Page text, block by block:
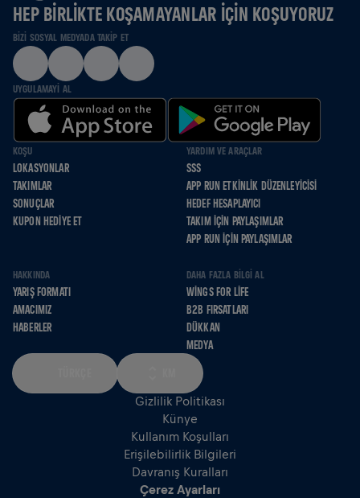
HEP BIRLIKTE KOŞAMAYANLAR IÇIN KOŞUYORUZ
BIZI SOSYAL MEDYADA TAKIP ET
UYGULAMAYI AL
KOŞU
LOKASYONLAR
TAKIMLAR
SONUÇLAR
KUPON HEDIYE ET
YARDIM VE ARAÇLAR
SSS
APP RUN ETKINLIK DÜZENLEYICISI
HEDEF HESAPLAYICI
TAKIM İÇIN PAYLAŞIMLAR
APP RUN İÇIN PAYLAŞIMLAR
HAKKINDA
YARIŞ FORMATI
AMACIMIZ
HABERLER
DAHA FAZLA BILGI AL
WINGS FOR LIFE
B2B FIRSATLARI
DÜKKAN
MEDYA
Gizlilik Politikası
Künye
Kullanım Koşulları
Erişilebilirlik Bilgileri
Davranış Kuralları
Çerez Ayarları